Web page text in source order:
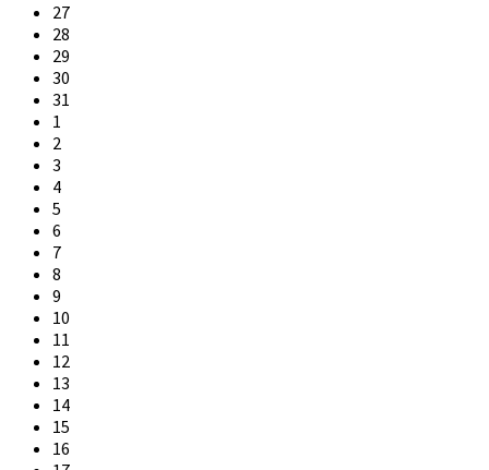
27
28
29
30
31
1
2
3
4
5
6
7
8
9
10
11
12
13
14
15
16